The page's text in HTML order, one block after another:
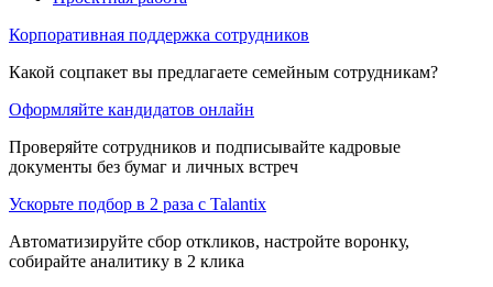
Корпоративная поддержка сотрудников
Какой соцпакет вы предлагаете семейным сотрудникам?
Оформляйте кандидатов онлайн
Проверяйте сотрудников и подписывайте кадровые
документы без бумаг и личных встреч
Ускорьте подбор в 2 раза с Talantix
Автоматизируйте сбор откликов, настройте воронку,
собирайте аналитику в 2 клика